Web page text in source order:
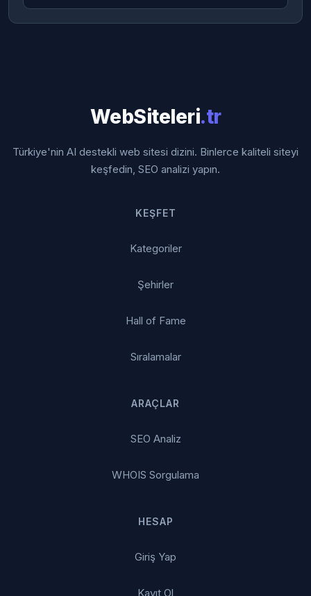
WebSiteleri.tr
Türkiye'nin AI destekli web sitesi dizini. Binlerce kaliteli siteyi
keşfedin, SEO analizi yapın.
KEŞFET
Kategoriler
Şehirler
Hall of Fame
Sıralamalar
ARAÇLAR
SEO Analiz
WHOIS Sorgulama
HESAP
Giriş Yap
Kayıt Ol